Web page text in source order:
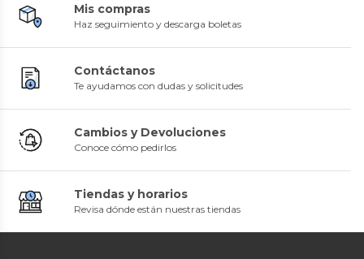
Mis compras
Haz seguimiento y descarga boletas
Contáctanos
Te ayudamos con dudas y solicitudes
Cambios y Devoluciones
Conoce cómo pedirlos
Tiendas y horarios
Revisa dónde están nuestras tiendas